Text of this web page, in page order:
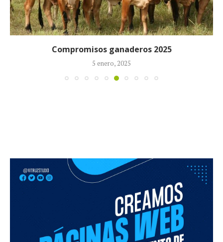
Compromisos ganaderos 2025
5 enero, 2025